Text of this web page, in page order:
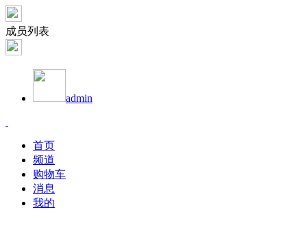
成员列表
admin
首页
频道
购物车
消息
我的